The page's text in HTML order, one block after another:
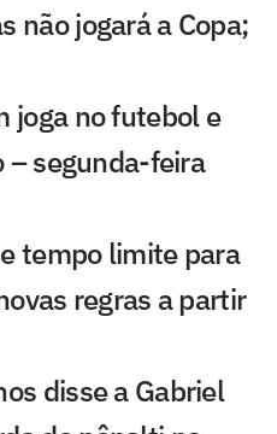
não jogará a Copa;
joga no futebol e
– segunda-feira
tempo limite para
regras a partir
disse a Gabriel